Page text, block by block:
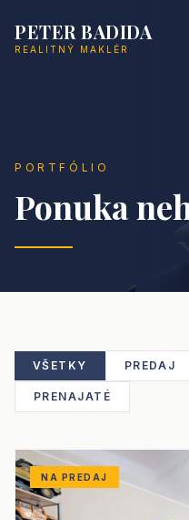
PETER BADIDA
REALITNÝ MAKLÉR
PORTFÓLIO
Ponuka
VŠETKY PREDAJ
PRENAJATÉ
NA PREDAJ